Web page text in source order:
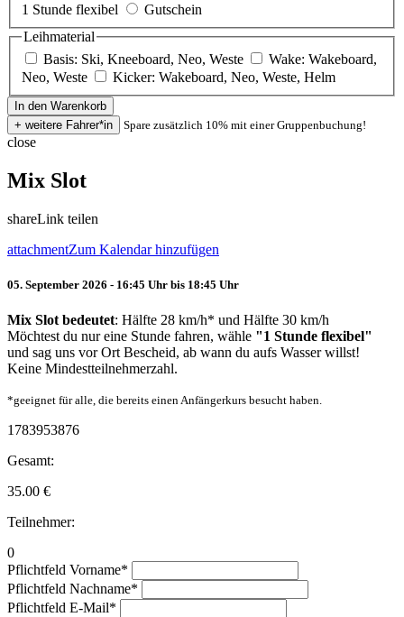
1 Stunde flexibel
Gutschein
Leihmaterial
Basis: Ski, Kneeboard, Neo, Weste
Wake: Wakeboard,
Neo, Weste
Kicker: Wakeboard, Neo, Weste, Helm
Spare zusätzlich 10% mit einer Gruppenbuchung!
close
Mix Slot
shareLink teilen
attachmentZum Kalendar hinzufügen
05. September 2026 - 16:45 Uhr bis 18:45 Uhr
Mix Slot bedeutet: Hälfte 28 km/h* und Hälfte 30 km/h
Möchtest du nur eine Stunde fahren, wähle "1 Stunde flexibel"
und sag uns vor Ort Bescheid, ab wann du aufs Wasser willst!
Keine Mindestteilnehmerzahl.
*geeignet für alle, die bereits einen Anfängerkurs besucht haben.
1783953876
Gesamt:
35.00 €
Teilnehmer:
0
Pflichtfeld Vorname*
Pflichtfeld Nachname*
Pflichtfeld E-Mail*